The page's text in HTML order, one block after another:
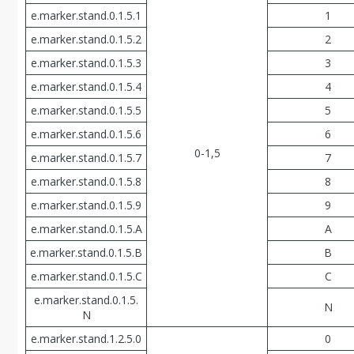
0-1,5
e.marker.stand.0.1.5.1
1
e.marker.stand.0.1.5.2
2
e.marker.stand.0.1.5.3
3
e.marker.stand.0.1.5.4
4
e.marker.stand.0.1.5.5
5
e.marker.stand.0.1.5.6
6
e.marker.stand.0.1.5.7
7
e.marker.stand.0.1.5.8
8
e.marker.stand.0.1.5.9
9
e.marker.stand.0.1.5.A
A
e.marker.stand.0.1.5.В
В
e.marker.stand.0.1.5.С
С
e.marker.stand.0.1.5.
N
N
e.marker.stand.1.2.5.0
0